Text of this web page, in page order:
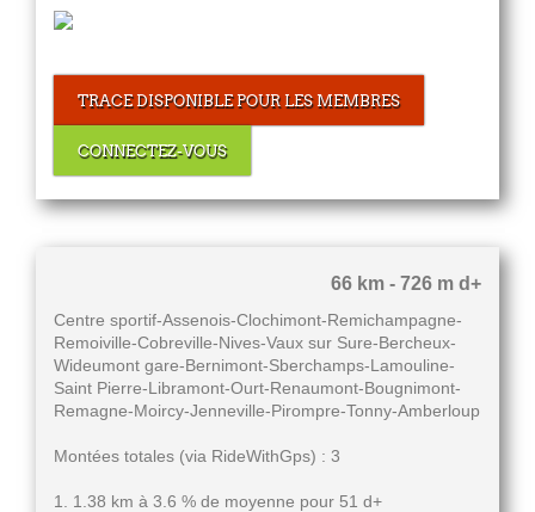
TRACE DISPONIBLE POUR LES MEMBRES
CONNECTEZ-VOUS
66 km - 726 m d+
Centre sportif-Assenois-Clochimont-Remichampagne-
Remoiville-Cobreville-Nives-Vaux sur Sure-Bercheux-
Wideumont gare-Bernimont-Sberchamps-Lamouline-
Saint Pierre-Libramont-Ourt-Renaumont-Bougnimont-
Remagne-Moircy-Jenneville-Pirompre-Tonny-Amberloup
Montées totales (via RideWithGps) : 3
1. 1.38 km à 3.6 % de moyenne pour 51 d+